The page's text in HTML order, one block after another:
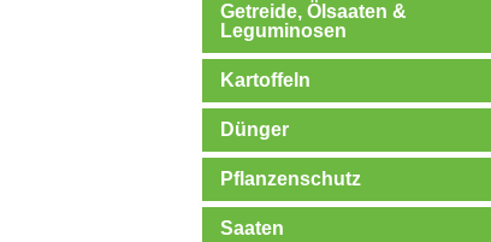
Getreide, Ölsaaten &
Leguminosen
Kartoffeln
Dünger
Pflanzenschutz
Saaten